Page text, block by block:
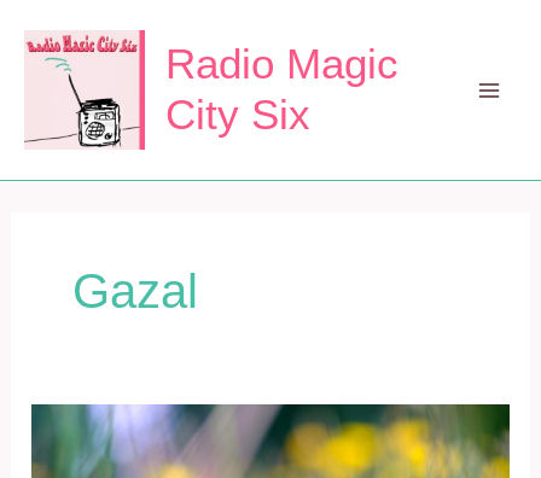
Inhalt
springen
Radio Magic
City Six
Gazal